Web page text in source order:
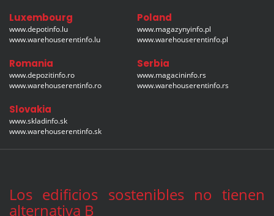
Luxembourg
www.depotinfo.lu
www.warehouserentinfo.lu
Poland
www.magazynyinfo.pl
www.warehouserentinfo.pl
Romania
www.depozitinfo.ro
www.warehouserentinfo.ro
Serbia
www.magacininfo.rs
www.warehouserentinfo.rs
Slovakia
www.skladinfo.sk
www.warehouserentinfo.sk
Los edificios sostenibles no tienen
alternativa B